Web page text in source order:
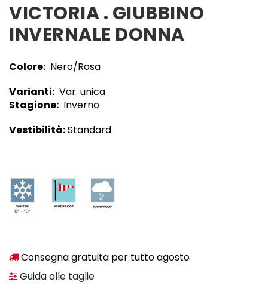
VICTORIA . GIUBBINO
INVERNALE DONNA
Colore: Nero/Rosa
Varianti: Var. unica
Stagione: Inverno
Vestibilità:Standard
Consegna gratuita per tutto agosto
Guida alle taglie